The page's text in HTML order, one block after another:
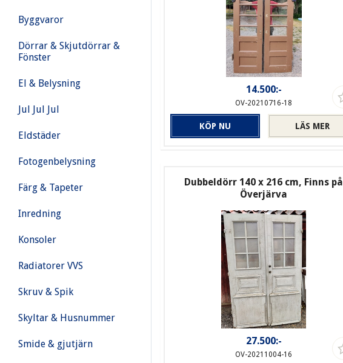
Byggvaror
Dörrar & Skjutdörrar &
Fönster
El & Belysning
Jul Jul Jul
Eldstäder
Fotogenbelysning
Färg & Tapeter
Inredning
Konsoler
Radiatorer VVS
Skruv & Spik
Skyltar & Husnummer
Smide & gjutjärn
14.500:-
OV-20210716-18
LÄS MER
KÖP NU
Dubbeldörr 140 x 216 cm, Finns på
Överjärva
27.500:-
OV-20211004-16